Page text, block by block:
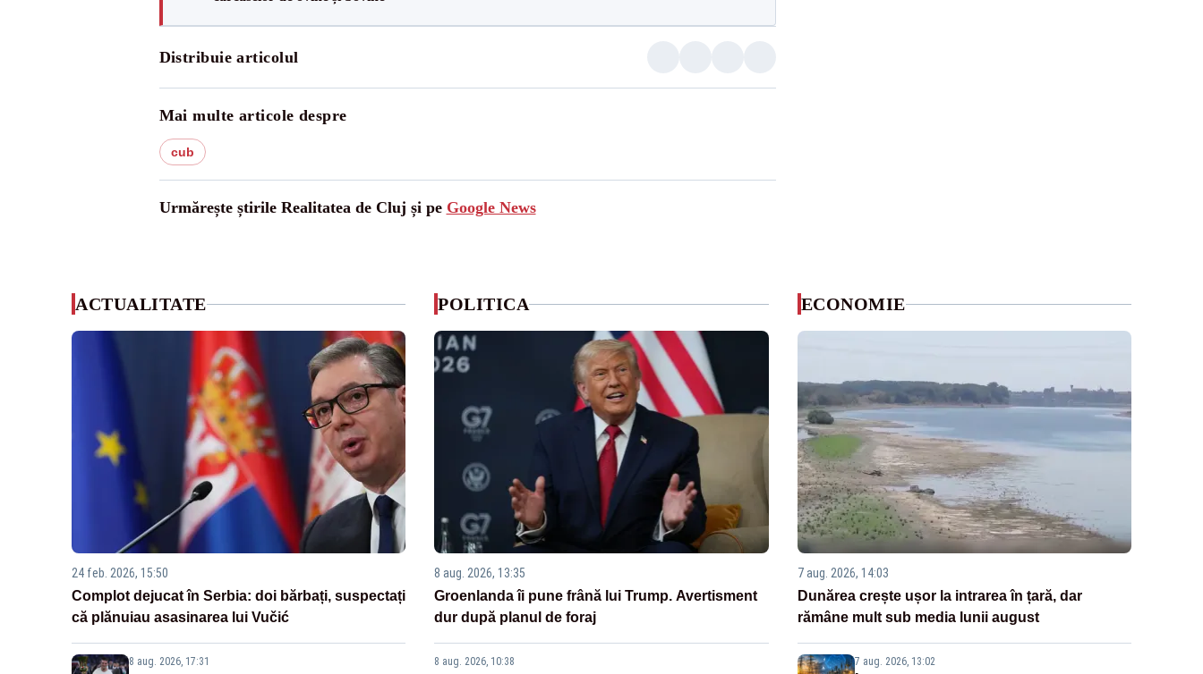
Distribuie articolul
Mai multe articole despre
cub
Urmărește știrile Realitatea de Cluj și pe Google News
ACTUALITATE
24 feb. 2026, 15:50
Complot dejucat în Serbia: doi bărbați, suspectați
că plănuiau asasinarea lui Vučić
8 aug. 2026, 17:31
POLITICA
8 aug. 2026, 13:35
Groenlanda îi pune frână lui Trump. Avertisment
dur după planul de foraj
8 aug. 2026, 10:38
ECONOMIE
7 aug. 2026, 14:03
Dunărea crește ușor la intrarea în țară, dar
rămâne mult sub media lunii august
7 aug. 2026, 13:02